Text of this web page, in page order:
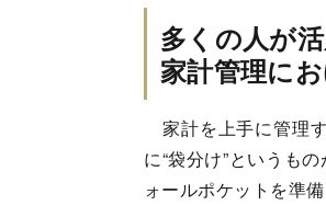
多くの人が
家計管理に
家計を上手に管理
に“袋分け”というも
ォールポケットを準